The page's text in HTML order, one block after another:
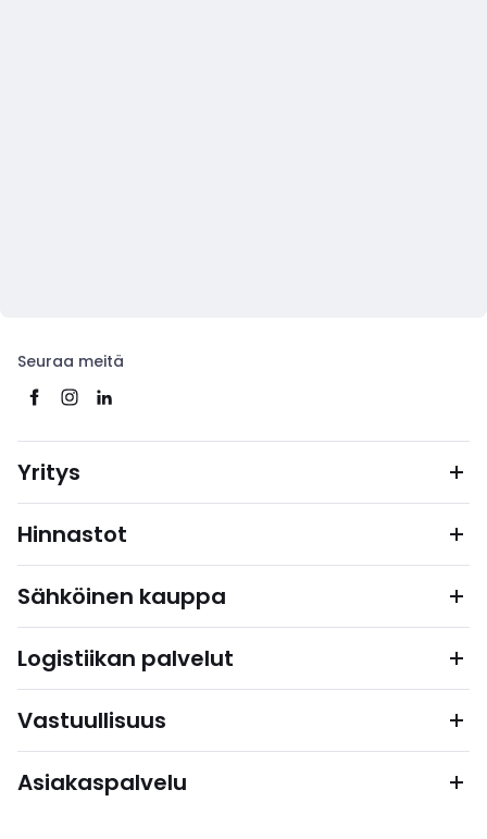
Seuraa meitä
Yritys
Hinnastot
Sähköinen kauppa
Logistiikan palvelut
Vastuullisuus
Asiakaspalvelu